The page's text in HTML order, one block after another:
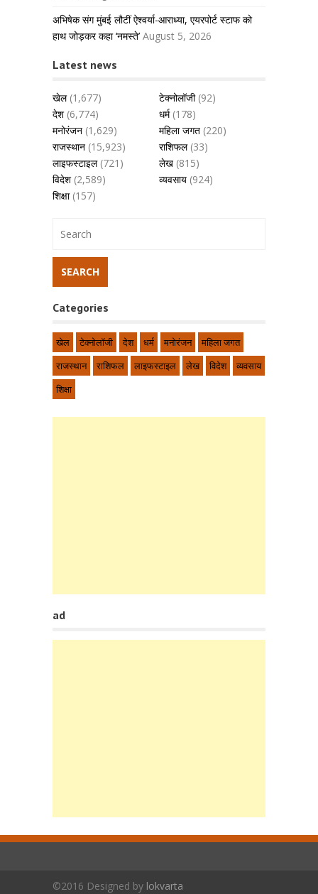
अभिषेक संग मुंबई लौटीं ऐश्वर्या-आराध्या, एयरपोर्ट स्टाफ को
हाथ जोड़कर कहा ‘नमस्ते’ August 5, 2026
Latest news
खेल(1,677) टेक्नोलॉजी(92)
देश(6,774) धर्म(178)
मनोरंजन (1,629) महिला जगत (220)
राजस्थान (15,923) राशिफल(33)
लाइफस्टाइल(721) लेख (815)
विदेश(2,589) व्यवसाय (924)
शिक्षा(157)
Categories
खेल टेक्नोलॉजी देश धर्म मनोरंजन
महिला जगत
राजस्थान
राशिफल लाइफस्टाइल लेख विदेश
व्यवसाय
शिक्षा
ad
©2016 Designed by lokvarta